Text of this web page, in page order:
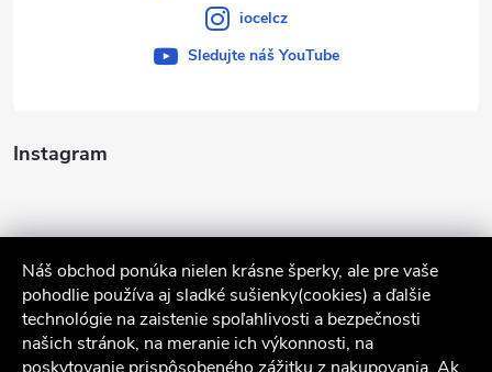
Náš obchod ponúka nielen krásne šperky, ale pre vaše
pohodlie používa aj sladké sušienky(cookies) a ďalšie
technológie na zaistenie spoľahlivosti a bezpečnosti
našich stránok, na meranie ich výkonnosti, na
Instagram
iocelcz
Sledujte náš YouTube